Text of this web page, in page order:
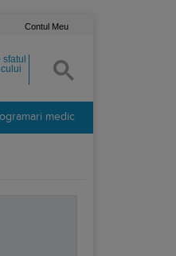
Contul Meu
medic